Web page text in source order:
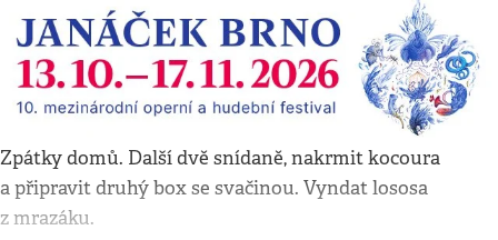
Zpátky domů. Další dvě snídaně, nakrmit kocoura
a připravit druhý box se svačinou. Vyndat lososa
z mrazáku.